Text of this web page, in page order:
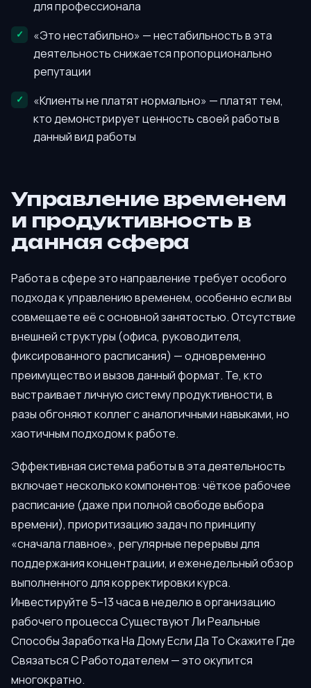
для профессионала
«Это нестабильно» — нестабильность в эта
деятельность снижается пропорционально
репутации
«Клиенты не платят нормально» — платят тем,
кто демонстрирует ценность своей работы в
данный вид работы
Управление временем
и продуктивность в
данная сфера
Работа в сфере это направление требует особого
подхода к управлению временем, особенно если вы
совмещаете её с основной занятостью. Отсутствие
внешней структуры (офиса, руководителя,
фиксированного расписания) — одновременно
преимущество и вызов данный формат. Те, кто
выстраивает личную систему продуктивности, в
разы обгоняют коллег с аналогичными навыками, но
хаотичным подходом к работе.
Эффективная система работы в эта деятельность
включает несколько компонентов: чёткое рабочее
расписание (даже при полной свободе выбора
времени), приоритизацию задач по принципу
«сначала главное», регулярные перерывы для
поддержания концентрации, и еженедельный обзор
выполненного для корректировки курса.
Инвестируйте 5–13 часа в неделю в организацию
рабочего процесса Существуют Ли Реальные
Способы Заработка На Дому Если Да То Скажите Где
Связаться С Работодателем — это окупится
многократно.